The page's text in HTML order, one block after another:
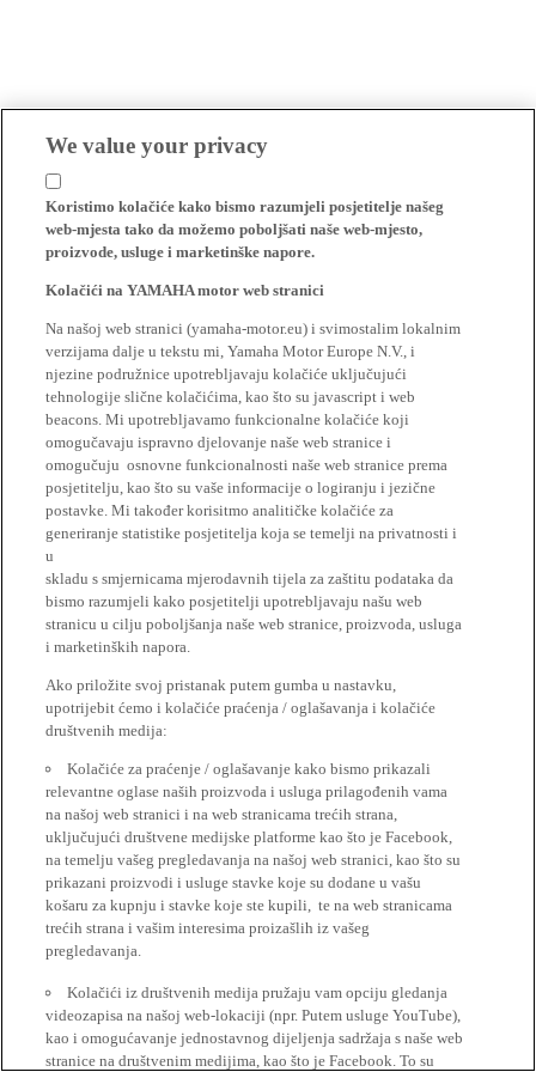
We value your privacy
Koristimo kolačiće kako bismo razumjeli posjetitelje našeg
web-mjesta tako da možemo poboljšati naše web-mjesto,
proizvode, usluge i marketinške napore.
Kolačići na YAMAHA motor web stranici
Na našoj web stranici (yamaha-motor.eu) i svimostalim lokalnim
verzijama dalje u tekstu mi, Yamaha Motor Europe N.V., i
njezine podružnice upotrebljavaju kolačiće uključujući
tehnologije slične kolačićima, kao što su javascript i web
beacons. Mi upotrebljavamo funkcionalne kolačiće koji
omogučavaju ispravno djelovanje naše web stranice i
omogučuju osnovne funkcionalnosti naše web stranice prema
posjetitelju, kao što su vaše informacije o logiranju i jezične
postavke. Mi također korisitmo analitičke kolačiće za
generiranje statistike posjetitelja koja se temelji na privatnosti i
u
skladu s smjernicama mjerodavnih tijela za zaštitu podataka da
bismo razumjeli kako posjetitelji upotrebljavaju našu web
stranicu u cilju poboljšanja naše web stranice, proizvoda, usluga
i marketinških napora.
Ako priložite svoj pristanak putem gumba u nastavku,
upotrijebit ćemo i kolačiće praćenja / oglašavanja i kolačiće
društvenih medija:
Kolačiće za praćenje / oglašavanje kako bismo prikazali
relevantne oglase naših proizvoda i usluga prilagođenih vama
na našoj web stranici i na web stranicama trećih strana,
uključujući društvene medijske platforme kao što je Facebook,
na temelju vašeg pregledavanja na našoj web stranici, kao što su
prikazani proizvodi i usluge stavke koje su dodane u vašu
košaru za kupnju i stavke koje ste kupili, te na web stranicama
trećih strana i vašim interesima proizašlih iz vašeg
pregledavanja.
Kolačići iz društvenih medija pružaju vam opciju gledanja
videozapisa na našoj web-lokaciji (npr. Putem usluge YouTube),
kao i omogućavanje jednostavnog dijeljenja sadržaja s naše web
stranice na društvenim medijima, kao što je Facebook. To su